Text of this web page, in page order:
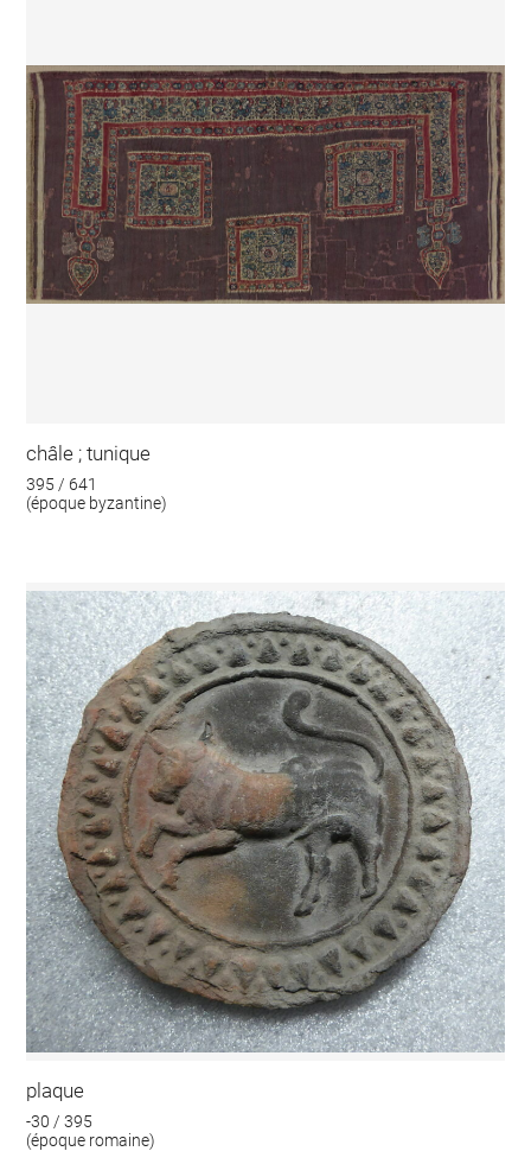
châle ; tunique
395 / 641
(époque byzantine)
plaque
-30 / 395
(époque romaine)